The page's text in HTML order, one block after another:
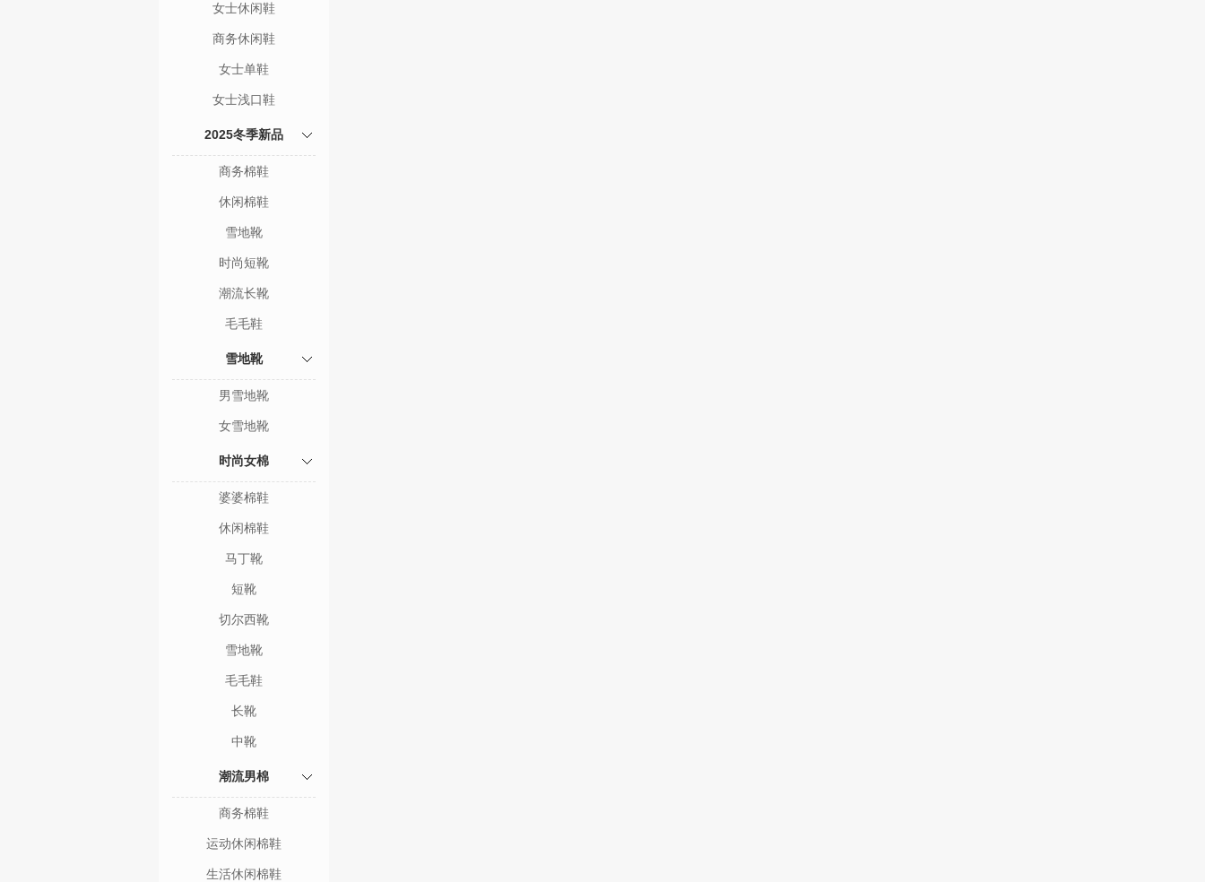
女士休闲鞋
商务休闲鞋
女士单鞋
女士浅口鞋
2025冬季新品
商务棉鞋
休闲棉鞋
雪地靴
时尚短靴
潮流长靴
毛毛鞋
雪地靴
男雪地靴
女雪地靴
时尚女棉
婆婆棉鞋
休闲棉鞋
马丁靴
短靴
切尔西靴
雪地靴
毛毛鞋
长靴
中靴
潮流男棉
商务棉鞋
运动休闲棉鞋
生活休闲棉鞋